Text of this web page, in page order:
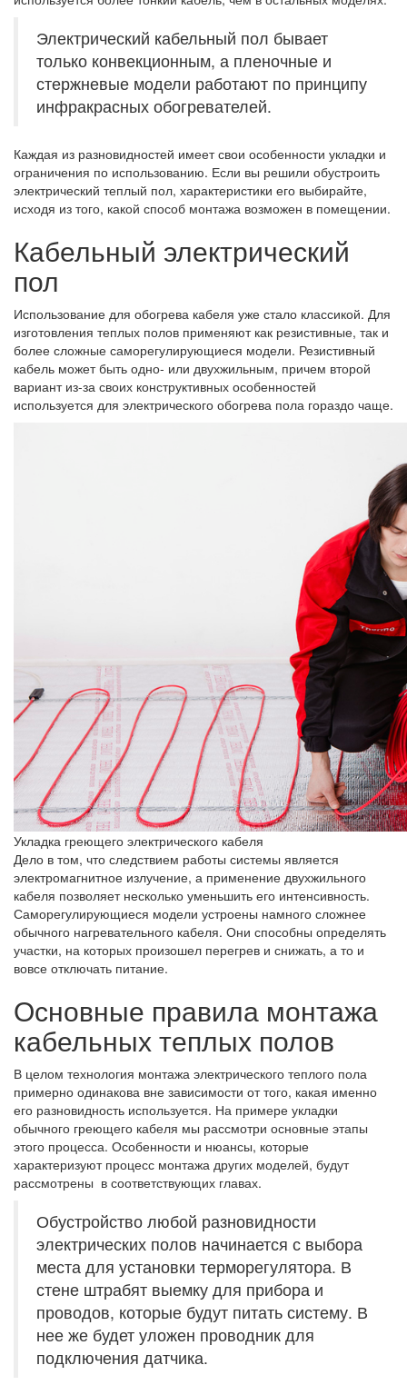
Электрический кабельный пол бывает
только конвекционным, а пленочные и
стержневые модели работают по принципу
инфракрасных обогревателей.
Каждая из разновидностей имеет свои особенности укладки и
ограничения по использованию. Если вы решили обустроить
электрический теплый пол, характеристики его выбирайте,
исходя из того, какой способ монтажа возможен в помещении.
Кабельный электрический
пол
Использование для обогрева кабеля уже стало классикой. Для
изготовления теплых полов применяют как резистивные, так и
более сложные саморегулирующиеся модели. Резистивный
кабель может быть одно- или двухжильным, причем второй
вариант из-за своих конструктивных особенностей
используется для электрического обогрева пола гораздо чаще.
Укладка греющего электрического кабеля
Дело в том, что следствием работы системы является
электромагнитное излучение, а применение двухжильного
кабеля позволяет несколько уменьшить его интенсивность.
Саморегулирующиеся модели устроены намного сложнее
обычного нагревательного кабеля. Они способны определять
участки, на которых произошел перегрев и снижать, а то и
вовсе отключать питание.
Основные правила монтажа
кабельных теплых полов
В целом технология монтажа электрического теплого пола
примерно одинакова вне зависимости от того, какая именно
его разновидность используется. На примере укладки
обычного греющего кабеля мы рассмотри основные этапы
этого процесса. Особенности и нюансы, которые
характеризуют процесс монтажа других моделей, будут
рассмотрены в соответствующих главах.
Обустройство любой разновидности
электрических полов начинается с выбора
места для установки терморегулятора. В
стене штрабят выемку для прибора и
проводов, которые будут питать систему. В
нее же будет уложен проводник для
подключения датчика.